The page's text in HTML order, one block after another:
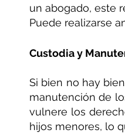
solicitud de divorcio ante
un abogado, este
Puede realizarse
Custodia y
Si bien no hay
manutención de
vulnere los
hijos menores, lo